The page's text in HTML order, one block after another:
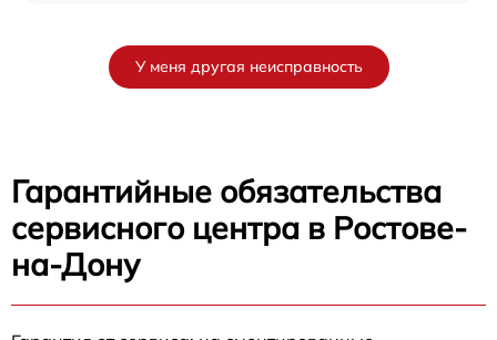
У меня другая неисправность
Гарантийные обязательства
сервисного центра в Ростове-
на-Дону